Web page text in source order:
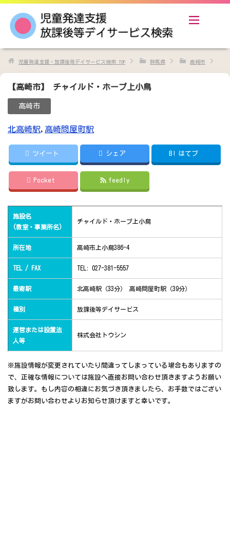
児童発達支援・放課後等デイサービス検索 TOP 群馬県 高崎市
【高崎市】 チャイルド・ホープ上小鳥
高崎市
北高崎駅, 高崎問屋町駅
ツイート シェア B! はてブ
Pocket feedly
施設名
(教室・事業所名)
チャイルド・ホープ上小鳥
所在地 高崎市上小鳥386-4
TEL / FAX TEL: 027-381-5557
最寄駅 北高崎駅（33分） 高崎問屋町駅（39分）
種別 放課後等デイサービス
運営または設置法
人等
株式会社トウシン
※施設情報が変更されていたり間違ってしまっている場合もありますの
で、正確な情報については施設へ直接お問い合わせ頂きますようお願い
致します。もし内容の相違にお気づき頂きましたら、お手数ではござい
ますがお問い合わせよりお知らせ頂けますと幸いです。